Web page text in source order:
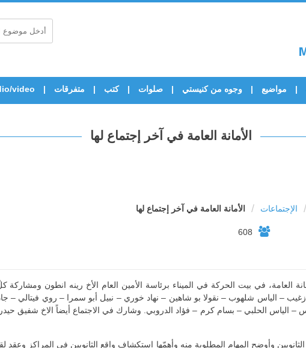
مواضيع وجوه من كنيستي صلوات كتب متفرقات video
الأمانة العامة في آخر إجتماع لها
/ الإجتماعات / الأمانة العامة في آخر إجتماع لها
608
العامة، في بيت الحركة في الميناء برئاسة الأمين العام الأخ رينه انطون
– الياس شلهوب – نقولا بو شاهين – نهاد خوري – نبيل أبو سمرا – روي فيتالي –
الحلبي – بسام كرم – فؤاد الدروبي. وشارك في الاجتماع أيضاً الاخ شفيق
وأوضح المهام المطلوبة منه وأهمّها استكشاف واقع الثانويين في المراكز